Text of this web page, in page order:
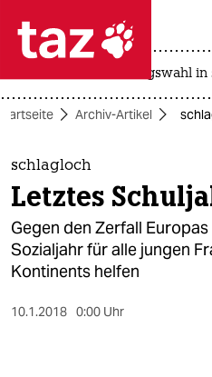
 taz zahl
taz zahl ich
themen
politik
öko
landtagswahl
Archiv-Artikel
schlagloch
Letztes
Gegen den Zerfall
Sozialjahr für alle jungen
Kontinents helfen
10.1.2018 0:00 Uhr